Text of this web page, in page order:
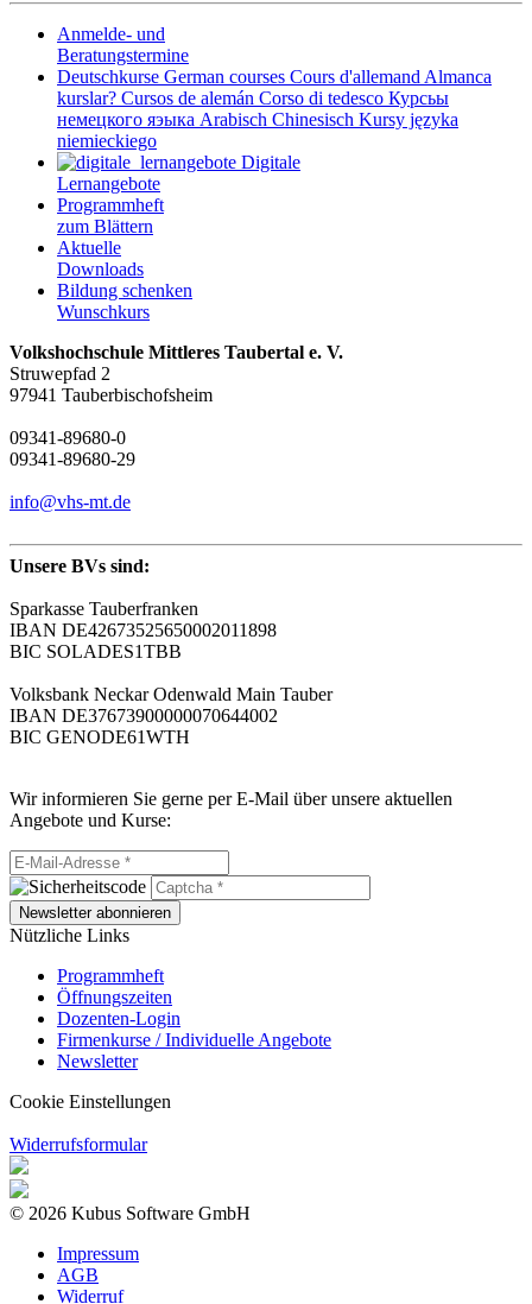
Anmelde- und
Beratungstermine
Deutschkurse German courses Cours d'allemand Almanca
kurslar? Cursos de alemán Corso di tedesco Курсьы
немецкого яэыка Arabisch Chinesisch Kursy języka
niemieckiego
Digitale
Lernangebote
Programmheft
zum Blättern
Aktuelle
Downloads
Bildung schenken
Wunschkurs
Volkshochschule Mittleres Taubertal e. V.
Struwepfad 2
97941 Tauberbischofsheim
09341-89680-0
09341-89680-29
info@vhs-mt.de
Unsere BVs sind:
Sparkasse Tauberfranken
IBAN DE42673525650002011898
BIC SOLADES1TBB
Volksbank Neckar Odenwald Main Tauber
IBAN DE37673900000070644002
BIC GENODE61WTH
Wir informieren Sie gerne per E-Mail über unsere aktuellen
Angebote und Kurse:
Newsletter abonnieren
Nützliche Links
Programmheft
Öffnungszeiten
Dozenten-Login
Firmenkurse / Individuelle Angebote
Newsletter
Cookie Einstellungen
Widerrufsformular
© 2026 Kubus Software GmbH
Impressum
AGB
Widerruf